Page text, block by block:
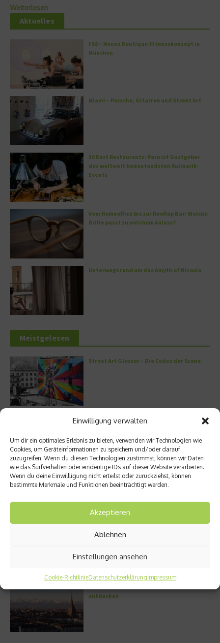
Einwilligung verwalten
Um dir ein optimales Erlebnis zu bieten, verwenden wir Technologien wie
Cookies, um Geräteinformationen zu speichern und/oder darauf
zuzugreifen. Wenn du diesen Technologien zustimmst, können wir Daten
wie das Surfverhalten oder eindeutige IDs auf dieser Website verarbeiten.
Wenn du deine Einwillligung nicht erteilst oder zurückziehst, können
bestimmte Merkmale und Funktionen beeinträchtigt werden.
Akzeptieren
Ablehnen
Einstellungen ansehen
Cookie-RichtlinieDatenschutzerklärungImpressum
Weiterlesen
Aktuelles
FS8 – Neues Boutique-Fitnesskonzept in
München
Miami – Porsche, Gitarren und Street Art
50 Best Restaurants: Peru ist Gastgeber
des weltweit bedeutendsten Kulinarik-
Events
Vom Homeoffice bis zur Rooftop Bar: Welche
Brille passt zu welchem Anlass?
Unterwegs rund um das Amyth of Nicosia
Meistgelesen
Street Art Glossar – Die Codes der Szene
Architektur: Verrückte Häuser
Kann man Hunde vegan ernähren?
Griechische Kochkunst in Athen: Das Makris
Athens by Domes
entdecken